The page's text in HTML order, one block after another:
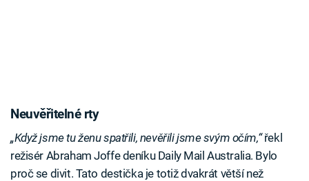
Neuvěřitelné rty
„Když jsme tu ženu spatřili, nevěřili jsme svým očím,“řekl
režisér Abraham Joffe deníku Daily Mail Australia. Bylo
proč se divit. Tato destička je totiž dvakrát větší než